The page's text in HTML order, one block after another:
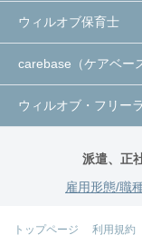
ウィルオブ保育士
carebase（ケアベー
ウィルオブ・フリー
派遣、正
雇用形態/職
トップページ 利用規約